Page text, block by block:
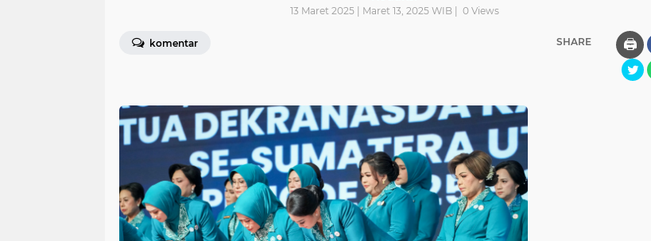
13 Maret 2025 | Maret 13, 2025 WIB | 0Views
komentar SHARE 🖨️